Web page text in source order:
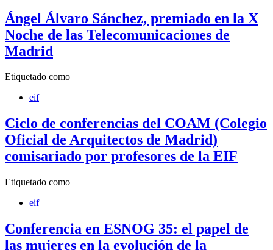
Ángel Álvaro Sánchez, premiado en la X
Noche de las Telecomunicaciones de
Madrid
Etiquetado como
eif
Ciclo de conferencias del COAM (Colegio
Oficial de Arquitectos de Madrid)
comisariado por profesores de la EIF
Etiquetado como
eif
Conferencia en ESNOG 35: el papel de
las mujeres en la evolución de la